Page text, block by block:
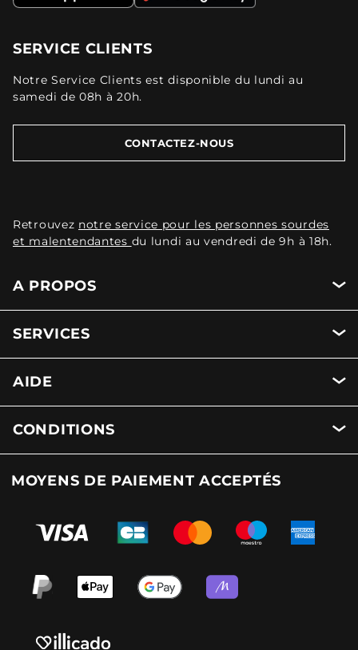
SERVICE CLIENTS
Notre Service Clients est disponible du lundi au
samedi de 08h à 20h.
CONTACTEZ-NOUS
Retrouvez notre service pour les personnes sourdes
et malentendantes du lundi au vendredi de 9h à 18h.
A PROPOS
SERVICES
AIDE
CONDITIONS
MOYENS DE PAIEMENT ACCEPTÉS